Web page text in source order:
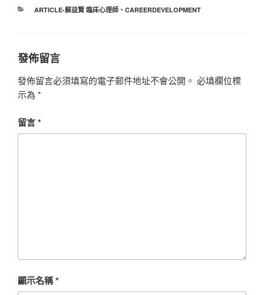
分
ARTICLE-蘇益賢 臨床心理師、 CAREERDEVELOPMENT
發佈留言
發佈留言必須填寫的電子郵件地址不會公開。 必填欄位標
示為 *
留言*
顯示名稱*